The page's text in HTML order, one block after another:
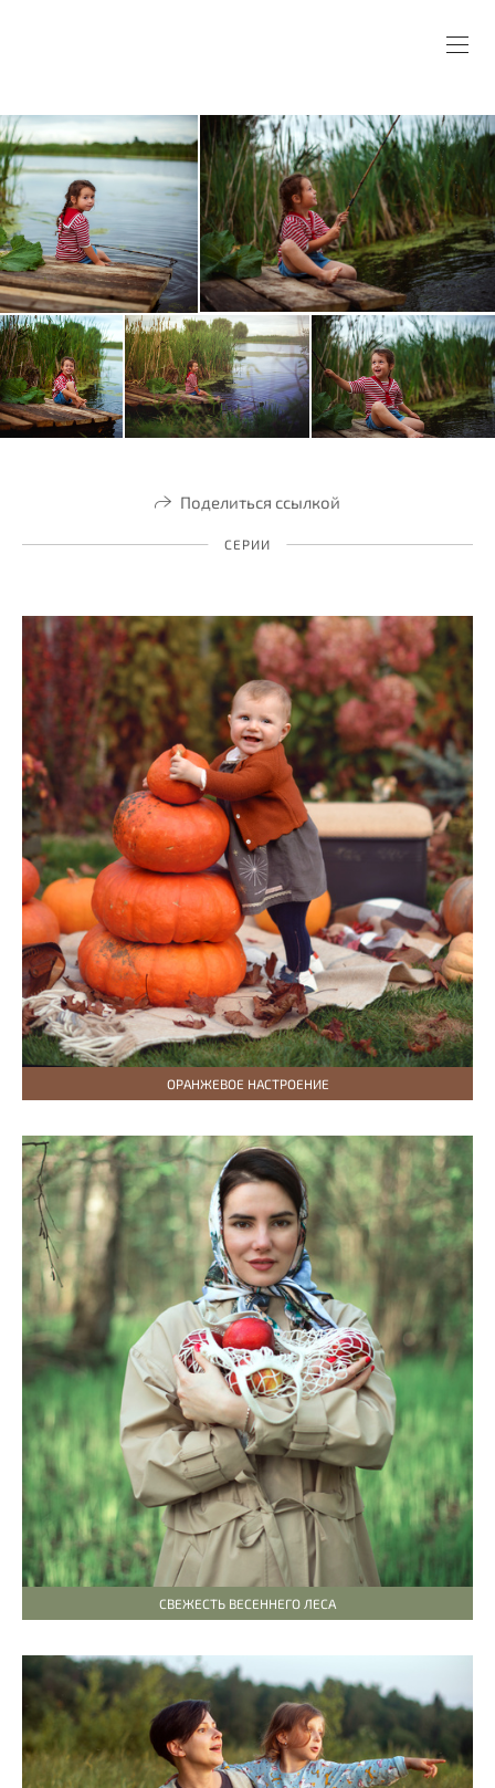
Поделиться ссылкой
СЕРИИ
ОРАНЖЕВОЕ НАСТРОЕНИЕ
СВЕЖЕСТЬ ВЕСЕННЕГО ЛЕСА